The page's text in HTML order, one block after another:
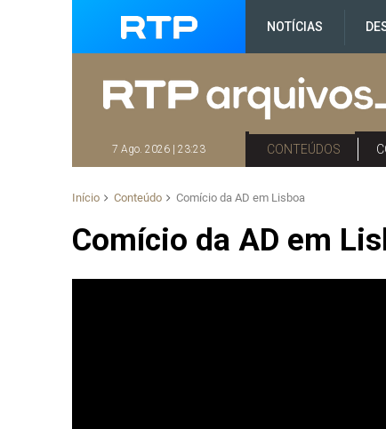
NOTÍCIAS
7 Ago. 2026 | 23:23 CONTEÚDOS
Início Conteúdo Comício da AD em Lisboa
Comício da AD em